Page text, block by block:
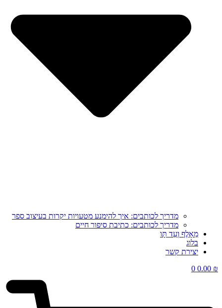
מדריך לכותבים: איך להימנע מטעויות יקרות בעיצוב ספר
מדריך לכותבים: כתיבת סיפור חיים
מֵאָלֶף וְעַד תָּו
בלוג
יצירת קשר
0.00 ₪
0